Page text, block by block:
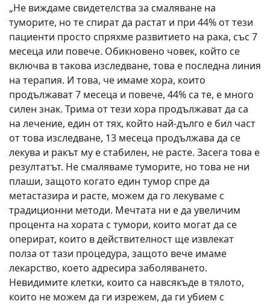
„Не виждаме свидетелства за смаляване на
туморите, но те спират да растат и при 44% от тези
пациенти просто спряхме развитието на рака, със 7
месеца или повече. Обикновено човек, който се
включва в такова изследване, това е последна линия
на терапия. И това, че имаме хора, които
продължават 7 месеца и повече, 44% са те, е много
силен знак. Трима от тези хора продължават да са
на лечение, един от тях, който най-дълго е бил част
от това изследване, 13 месеца продължава да се
лекува и ракът му е стабилен, не расте. Засега това е
резултатът. Не смаляваме туморите, но това не ни
плаши, защото когато един тумор спре да
метастазира и расте, можем да го лекуваме с
традиционни методи. Мечтата ни е да увеличим
процента на хората с тумори, които могат да се
оперират, които в действителност ще извлекат
полза от тази процедура, защото вече имаме
лекарство, което адресира заболяването.
Невидимите клетки, които са навсякъде в тялото,
които не можем да ги изрежем, да ги убием с